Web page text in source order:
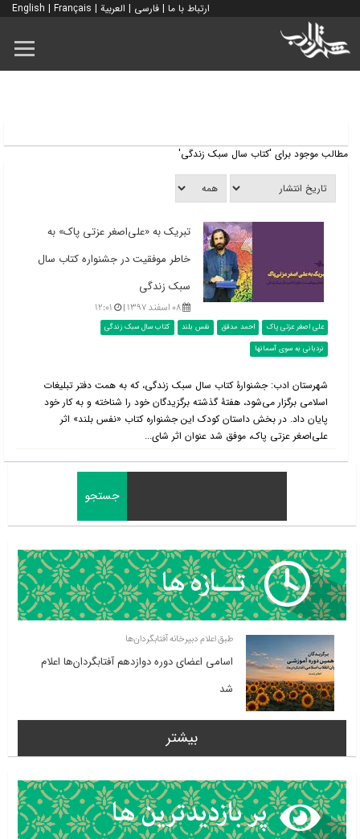
ارتباط با ما | فارسی | العربية |
English | Français
مطالب موجود برای 'کتاب سال سبک زندگی'
تبریک به «علی‌اصغر عزتی پاک» به
خاطر موفقیت در جشنواره کتاب سال
سبک زندگی
۰۸ اسفند ۱۳۹۷ | ۱۲:۰۱
علی اصغر عزتی پاک احمد مدقق نفس بلند
کتاب سال سبک زندگی
نردبانی به سوی آسمانها
شهرستان ادب: جشنوارۀ کتاب سال سبک زندگی، که به همت دفتر تبلیغات
اسلامی برگزار می‌شود، هفتۀ گذشته برگزیدگان خود را شناخته و به کار خود
پایان داد. در بخش داستان کودک این جشنواره کتاب «نفس بلند» اثر
علی‌اصغر عزتی پاک، موفق شد عنوان اثر شای...
طبق اعلام دبیرخانه آفتابگردان‌ها
اسامی اعضای دوره دوازدهم آفتابگردان‌ها اعلام
شد
بیشتر